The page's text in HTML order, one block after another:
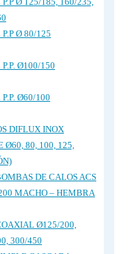
Ø 80/125
Ø100/150
Ø60/100
DIFLUX INOX
Ø60, 80, 100, 125,
DE CALOS ACS
MACHO – HEMBRA
Ø125/200,
300/450